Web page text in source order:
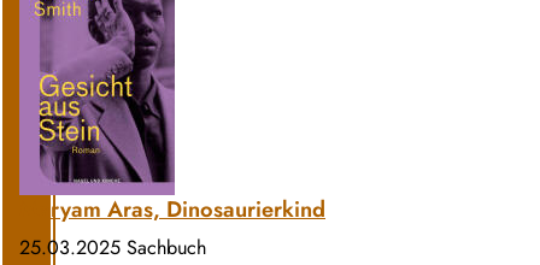
Maryam Aras, Dinosaurierkind
25.03.2025 Sachbuch